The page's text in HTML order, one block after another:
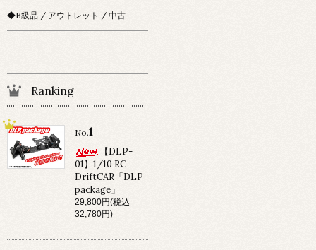
◆B級品 / アウトレット / 中古
Ranking
No.1
【DLP-
01】1/10 RC
DriftCAR「DLP
package」
29,800円(税込
32,780円)